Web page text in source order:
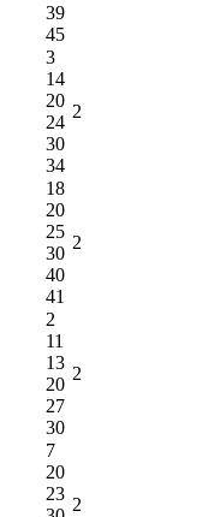
39
45
3
14
20
24
30
34
2
18
20
25
30
40
41
2
2
11
13
20
27
30
2
7
20
23
2